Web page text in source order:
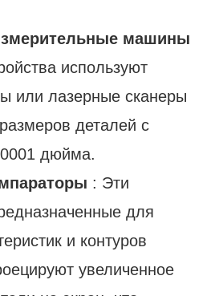
машины
используют
или лазерные сканеры
деталей с
дюйма.
: Эти
для
и контуров
увеличенное